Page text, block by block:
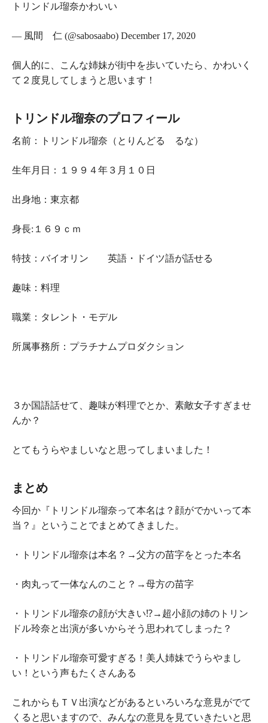
トリンドル瑠奈かわいい
— 風間 仁 (@sabosaabo) December 17, 2020
個人的に、こんな姉妹が街中を歩いていたら、かわいく
て２度見してしまうと思います！
トリンドル瑠奈のプロフィール
名前：トリンドル瑠奈（とりんどる るな）
生年月日：１９９４年３月１０日
出身地：東京都
身長:１６９ｃｍ
特技：バイオリン 英語・ドイツ語が話せる
趣味：料理
職業：タレント・モデル
所属事務所：プラチナムプロダクション
３か国語話せて、趣味が料理でとか、素敵女子すぎませ
んか？
とてもうらやましいなと思ってしまいました！
まとめ
今回か『トリンドル瑠奈って本名は？顔がでかいって本
当？』ということでまとめてきました。
・トリンドル瑠奈は本名？→父方の苗字をとった本名
・肉丸って一体なんのこと？→母方の苗字
・トリンドル瑠奈の顔が大きい⁉→超小顔の姉のトリン
ドル玲奈と出演が多いからそう思われてしまった？
・トリンドル瑠奈可愛すぎる！美人姉妹でうらやまし
い！という声もたくさんある
これからもＴＶ出演などがあるといろいろな意見がでて
くると思いますので、みんなの意見を見ていきたいと思